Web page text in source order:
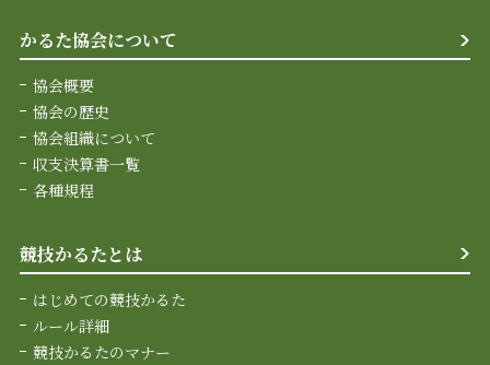
かるた協会について
協会概要
協会の歴史
協会組織について
収支決算書一覧
各種規程
競技かるたとは
はじめての競技かるた
ルール詳細
競技かるたのマナー